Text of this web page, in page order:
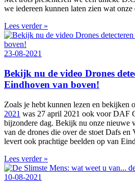
we iedereen kunnen laten zien wat onze
Lees verder »
23-08-2021
Bekijk nu de video Drones
Eindhoven van boven!
Zoals je hebt kunnen lezen en bekijken
2021 was 27 april 2021 ook voor DAF
bijzondere dag. Bekijk nu onze nieuwe
van de drones die over de stoet Dafs en
levert ook prachtige beelden op van
Lees verder »
10-08-2021